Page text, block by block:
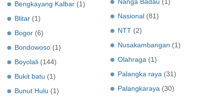
Bengkayang Kalbar (1)
Blitar (1)
Bogor (6)
Bondowoso (1)
Boyolali (144)
Bukit batu (1)
Bunut Hulu (1)
Nasional (81)
NTT (2)
Nusakambangan (1)
Olahraga (1)
Palangka raya (31)
Palangkaraya (30)